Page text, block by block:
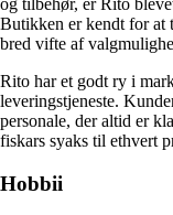
Butikken er kendt for at
bred vifte af
Rito har et godt ry i
leveringstjeneste.
personale, der altid er
fiskars syaks til ethvert
Hobbii